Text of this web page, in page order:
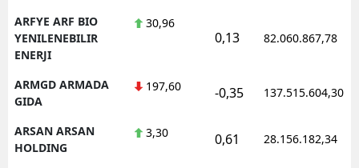
ARFYE ARF BIO
YENILENEBILIR
ENERJI
30,96
0,13 82.060.867,78
ARMGD ARMADA
GIDA
197,60 -0,35 137.515.604,30
ARSAN ARSAN
HOLDING
3,30 0,61 28.156.182,34